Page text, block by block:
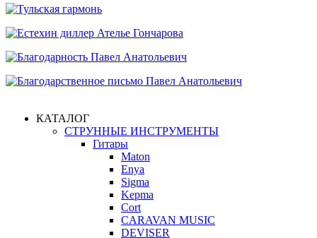
КАТАЛОГ
СТРУННЫЕ ИНСТРУМЕНТЫ
Гитары
Maton
Enya
Sigma
Kepma
Cort
CARAVAN MUSIC
DEVISER